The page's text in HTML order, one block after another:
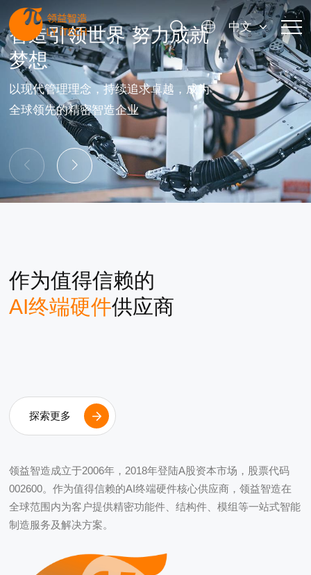
中文
值得信赖的AI终端硬件
核心供应商
在全球范围内为客户提供精密功能件、
结构件、模组等一站式智能制造服务及
解决方案。
作为值得信赖的
AI终端硬件供应商
探索更多
领益智造成立于2006年，2018年登陆A股资本市场，股票代码
002600。作为值得信赖的AI终端硬件核心供应商，领益智造在
全球范围内为客户提供精密功能件、结构件、模组等一站式智能
制造服务及解决方案。